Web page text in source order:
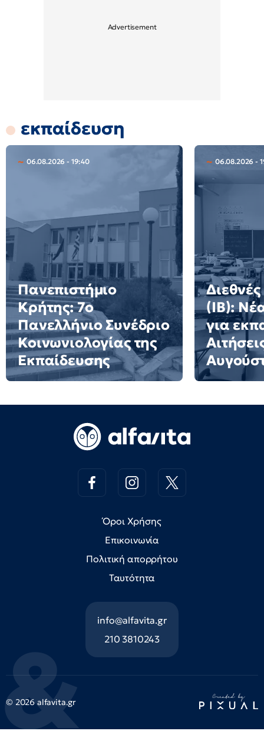
εκπαίδευση
06.08.2026 - 19:40
Πανεπιστήμιο
Κρήτης: 7ο
Πανελλήνιο Συνέδριο
Κοινωνιολογίας της
Εκπαίδευσης
06.08.2026 -
(IB):
για
Όροι Χρήσης
Επικοινωνία
Πολιτική απορρήτου
Ταυτότητα
info@alfavita.gr
210 3810243
© 2026 alfavita.gr